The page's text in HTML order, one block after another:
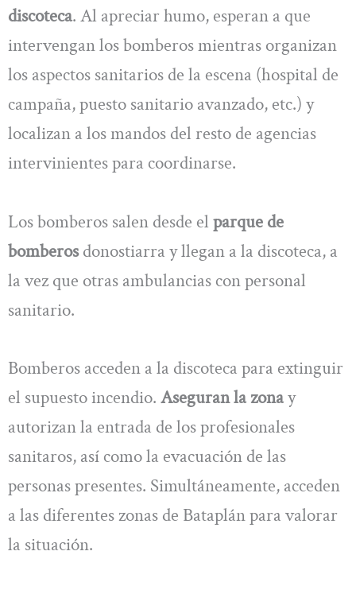
discoteca. Al apreciar humo, esperan a que
intervengan los bomberos mientras organizan
los aspectos sanitarios de la escena (hospital de
campaña, puesto sanitario avanzado, etc.) y
localizan a los mandos del resto de agencias
intervinientes para coordinarse.
Los bomberos salen desde el parque de
bomberosdonostiarra y llegan a la discoteca, a
la vez que otras ambulancias con personal
sanitario.
Bomberos acceden a la discoteca para extinguir
el supuesto incendio. Aseguran la zonay
autorizan la entrada de los profesionales
sanitaros, así como la evacuación de las
personas presentes. Simultáneamente, acceden
a las diferentes zonas de Bataplán para valorar
la situación.